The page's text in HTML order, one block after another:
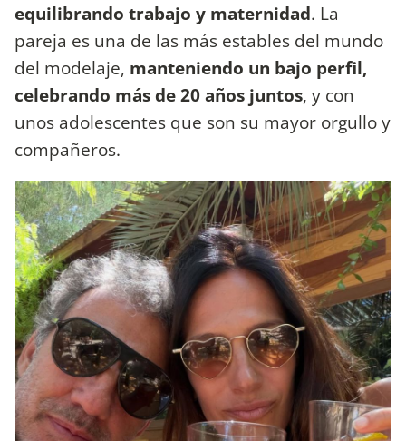
equilibrando trabajo y maternidad. La
pareja es una de las más estables del mundo
del modelaje, manteniendo un bajo perfil,
celebrando más de 20 años juntos, y con
unos adolescentes que son su mayor orgullo y
compañeros.